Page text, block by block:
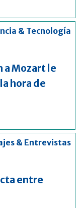
& Tecnología
a Mozart le
hora de
& Entrevistas
entre